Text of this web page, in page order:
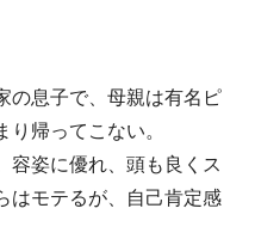
息子で、母親は有名ピ
帰ってこない。
姿に優れ、頭も良くス
はモテるが、自己肯定感